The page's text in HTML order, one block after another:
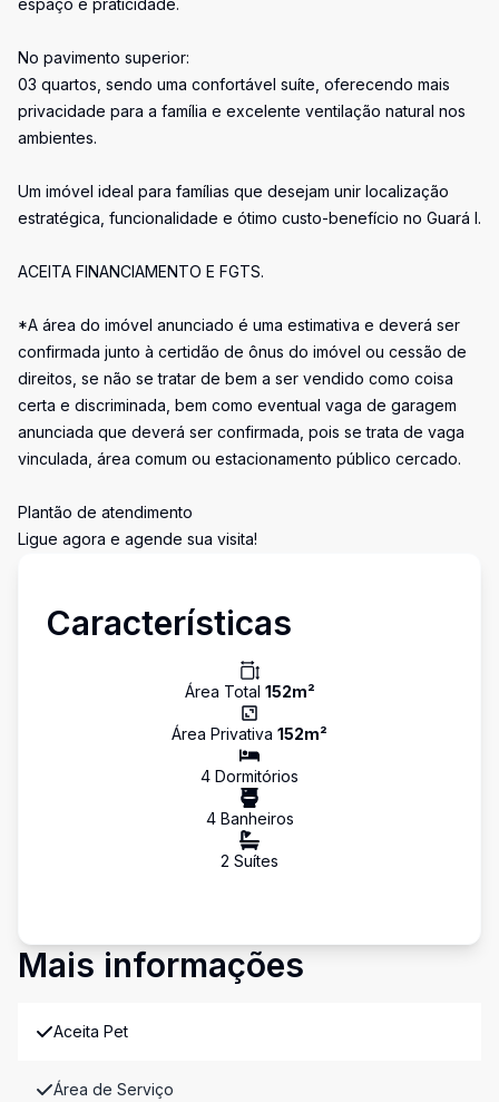
espaço e praticidade.
No pavimento superior:
03 quartos, sendo uma confortável suíte, oferecendo mais
privacidade para a família e excelente ventilação natural nos
ambientes.
Um imóvel ideal para famílias que desejam unir localização
estratégica, funcionalidade e ótimo custo-benefício no Guará I.
ACEITA FINANCIAMENTO E FGTS.
*A área do imóvel anunciado é uma estimativa e deverá ser
confirmada junto à certidão de ônus do imóvel ou cessão de
direitos, se não se tratar de bem a ser vendido como coisa
certa e discriminada, bem como eventual vaga de garagem
anunciada que deverá ser confirmada, pois se trata de vaga
vinculada, área comum ou estacionamento público cercado.
Plantão de atendimento
Ligue agora e agende sua visita!
Características
Área Total 152m²
Área Privativa 152m²
4 Dormitórios
4Banheiros
2 Suítes
Mais informações
Aceita Pet
Área de Serviço